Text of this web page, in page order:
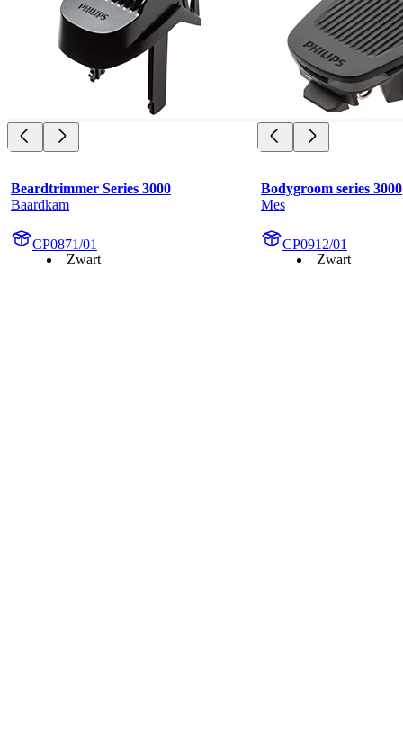
Beardtrimmer Series 3000
Baardkam
CP0871/01
Zwart
Bodygroom series 3000
Mes
CP0912/01
Zwart